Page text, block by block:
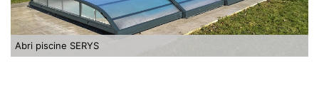
Abri piscine SERYS